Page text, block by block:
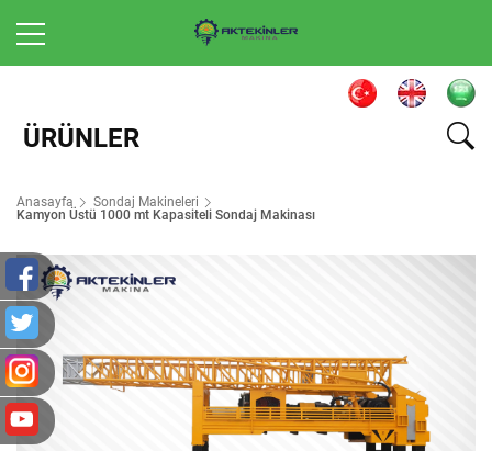
ÜRÜNLER
Anasayfa
Sondaj Makineleri
Kamyon Üstü 1000 mt Kapasiteli Sondaj Makinası